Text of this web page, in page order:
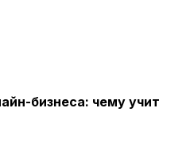
бизнеса: чему учит